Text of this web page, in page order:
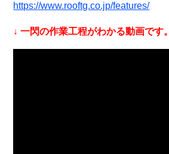
https://www.rooftg.co.jp/features/
↓ 一閃の作業工程がわかる動画です。